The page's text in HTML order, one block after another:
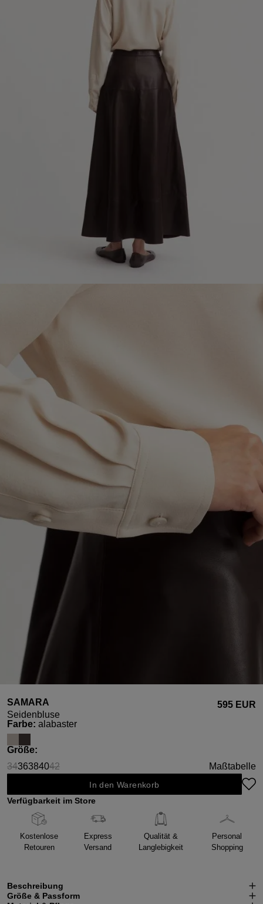
SAMARA
Seidenbluse
595 EUR
Farbeauswählen
: alabaster
Größeauswählen
:
34
(Diese Option ist zurzeit nicht verfügbar.)
36384042
(Diese Option ist zurzeit nicht verfügbar.)
Maßtabelle
In den Warenkorb
Verfügbarkeit im Store
Kostenlose
Retouren
Express
Versand
Qualität &
Langlebigkeit
Personal
Shopping
Beschreibung
Größe & Passform